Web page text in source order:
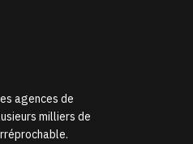
agences de
milliers de